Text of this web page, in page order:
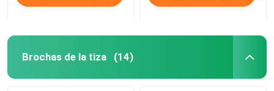
Brochas de la tiza (14)